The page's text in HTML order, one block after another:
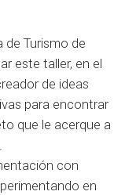
de Turismo de
este taller, en el
de ideas
para encontrar
que le acerque a
con
en